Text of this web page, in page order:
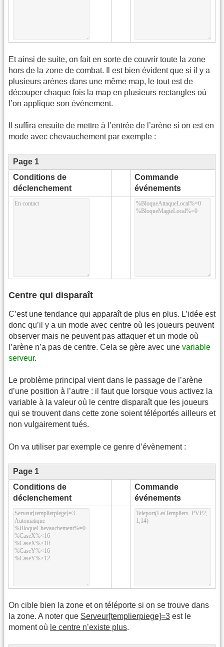
Et ainsi de suite, on fait en sorte de couvrir toute la zone
hors de la zone de combat. Il est bien évident que si il y a
plusieurs arènes dans une même map, le tout est de
découper chaque fois la map en plusieurs rectangles où
l’on applique son évènement.
Il suffira ensuite de mettre à l’entrée de l’arène si on est en
mode avec chevauchement par exemple :
Page 1
Conditions de
déclenchement
Commande
événements
Centre qui disparaît
C’est une tendance qui apparaît de plus en plus. L’idée est
donc qu’il y a un mode avec centre où les joueurs peuvent
observer mais ne peuvent pas attaquer et un mode où
l’arène n’a pas de centre. Cela se gère avec une variable
serveur.
Le problème principal vient dans le passage de l’arène
d’une position à l’autre : il faut que lorsque vous activez la
variable à la valeur où le centre disparaît que les joueurs
qui se trouvent dans cette zone soient téléportés ailleurs et
non vulgairement tués.
On va utiliser par exemple ce genre d’évènement :
Page 1
Conditions de
déclenchement
Commande
événements
On cible bien la zone et on téléporte si on se trouve dans
la zone. A noter que Serveur[templierpiege]=3 est le
moment où le centre n’existe plus.